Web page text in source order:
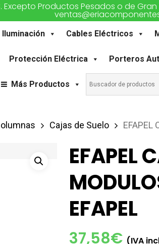
Productos Pesados o de Gran
Iluminación Cables Eléctricos
Protección Eléctrica Porteros
Más Productos
Cajas de Suelo EFAPEL
EFAPEL
EFAPEL
37,58€ (IVA